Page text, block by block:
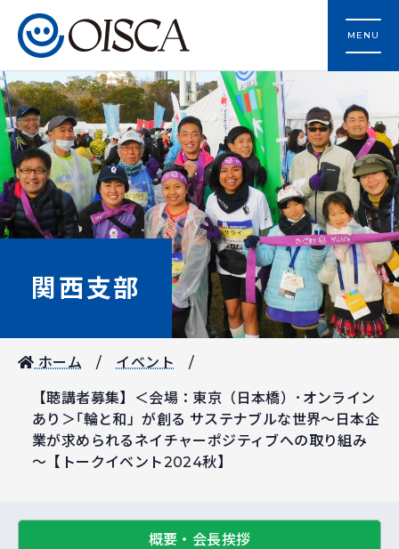
MENU
関西支部
ホーム イベント
【聴講者募集】＜会場：東京（日本橋）･オンライン
あり＞｢輪と和」が創る サステナブルな世界～日本企
業が求められるネイチャーポジティブへの取り組み
～【トークイベント2024秋】
概要・会長挨拶